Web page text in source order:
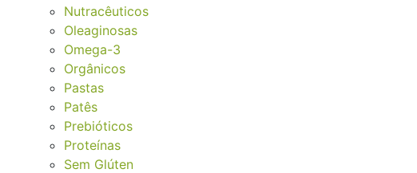
Nutracêuticos
Oleaginosas
Omega-3
Orgânicos
Pastas
Patês
Prebióticos
Proteínas
Sem Glúten